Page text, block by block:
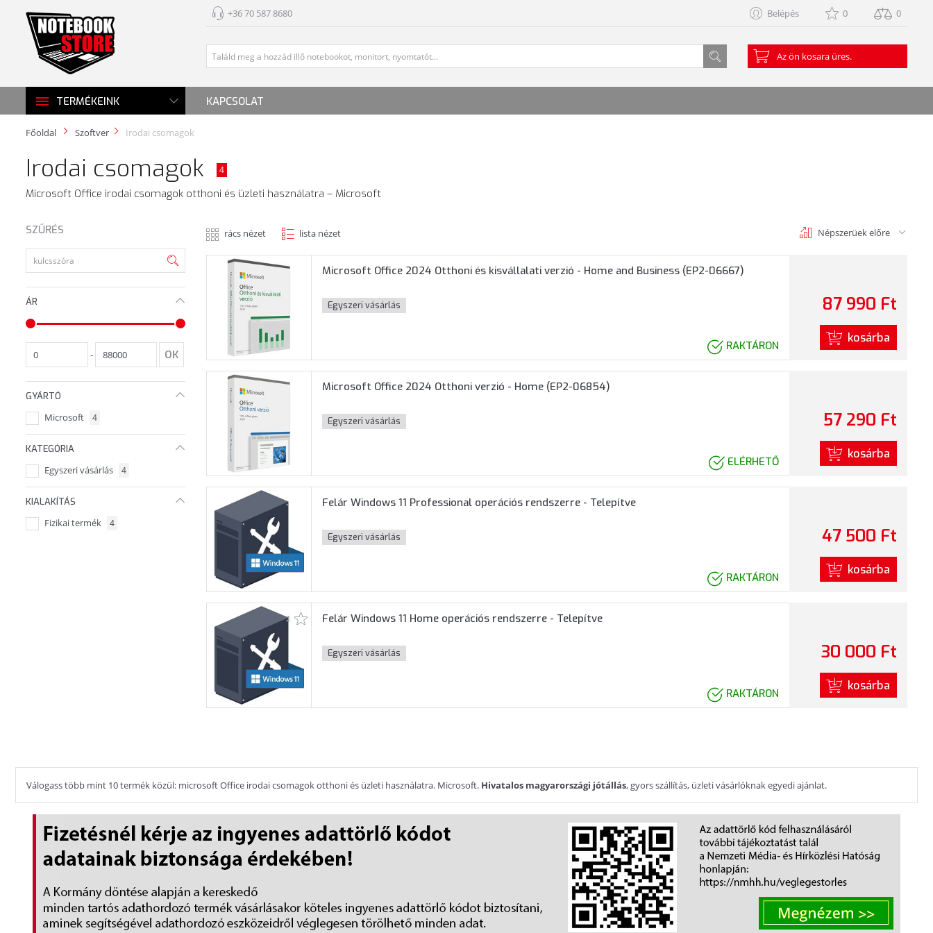
+36 70 587 8680 Belépés 0 0
Az ön kosara üres.
TERMÉKEINK KAPCSOLAT
Főoldal Szoftver Irodai csomagok
Irodai csomagok 4
Microsoft Office irodai csomagok otthoni és üzleti használatra – Microsoft
SZŰRÉS
ÁR
-
GYÁRTÓ
Microsoft 4
KATEGÓRIA
Egyszeri vásárlás 4
KIALAKÍTÁS
Fizikai termék 4
rács nézet lista nézet Népszerüek előre
Microsoft Office 2024 Otthoni és kisvállalati verzió - Home and Business (EP2-06667)
Egyszeri vásárlás
RAKTÁRON
87 990 Ft
kosárba
Microsoft Office 2024 Otthoni verzió - Home (EP2-06854)
Egyszeri vásárlás
ELÉRHETŐ
57 290 Ft
kosárba
Felár Windows 11 Professional operációs rendszerre - Telepítve
Egyszeri vásárlás
RAKTÁRON
47 500 Ft
kosárba
1 Felár Windows 11 Home operációs rendszerre - Telepítve
Egyszeri vásárlás
RAKTÁRON
30 000 Ft
kosárba
Válogass több mint 10 termék közül: microsoft Office irodai csomagok otthoni és üzleti használatra. Microsoft. Hivatalos magyarországi jótállás, gyors szállítás, üzleti vásárlóknak egyedi ajánlat.